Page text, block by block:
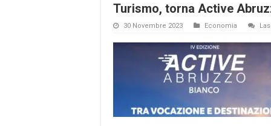
Turismo, torna Active
30 Novembre 2023 Economia